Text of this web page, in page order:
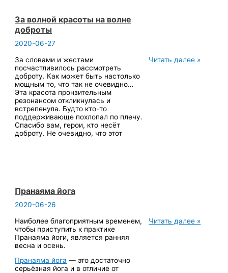
За волной красоты на волне
доброты
2020-06-27
За словами и жестами
посчастливилось рассмотреть
доброту. Как может быть настолько
мощным то, что так не очевидно…
Эта красота пронзительным
резонансом откликнулась и
встрепенула. Будто кто-то
поддерживающе похлопал по плечу.
Спасибо вам, герои, кто несёт
доброту. Не очевидно, что этот
За
Читать далее »
Пранаяма йога
2020-06-26
Наиболее благоприятным временем,
чтобы приступить к практике
Пранаяма йоги, является ранняя
весна и осень.
Пранаяма йога — это достаточно
серьёзная йога и в отличие от
Пранаяма
Читать далее »